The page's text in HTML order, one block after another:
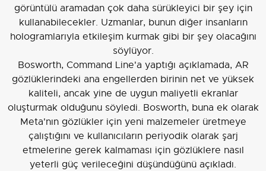
görüntülü aramadan çok daha sürükleyici bir şey için
kullanabilecekler. Uzmanlar, bunun diğer insanların
hologramlarıyla etkileşim kurmak gibi bir şey olacağını
söylüyor.
Bosworth, Command Line'a yaptığı açıklamada, AR
gözlüklerindeki ana engellerden birinin net ve yüksek
kaliteli, ancak yine de uygun maliyetli ekranlar
oluşturmak olduğunu söyledi. Bosworth, buna ek olarak
Meta'nın gözlükler için yeni malzemeler üretmeye
çalıştığını ve kullanıcıların periyodik olarak şarj
etmelerine gerek kalmaması için gözlüklere nasıl
yeterli güç verileceğini düşündüğünü açıkladı.